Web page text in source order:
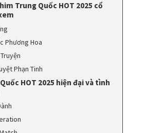
Trung Quốc HOT 2025 cổ
Phương Hoa
Phạn Tinh
HOT 2025 hiện đại và tình